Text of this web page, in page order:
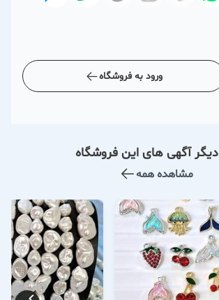
ورود به فروشگاه
دیگر آگهی های این فروشگاه
مشاهده همه